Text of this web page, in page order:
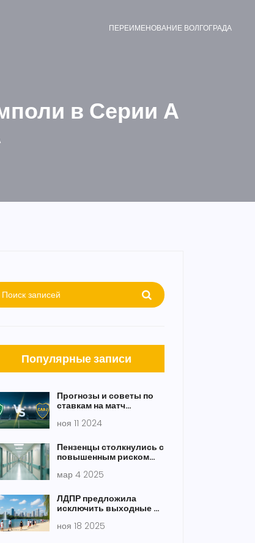
ПЕРЕИМЕНОВАНИЕ ВОЛГОГРАДА
в Серии А
Популярные записи
Прогнозы и советы по
ставкам на матч
Juniors 11 ноября 2024
ноя 11 2024
Пензенцы столкнулись с
повышенным риском
метапневмовируса
мар 4 2025
ЛДПР предложила
исключить выходные из
8 дней дольше
ноя 18 2025